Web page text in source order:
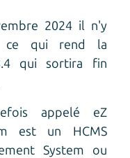
2024 il n'y
ce qui rend la
qui sortira fin
appelé eZ
est un HCMS
System ou